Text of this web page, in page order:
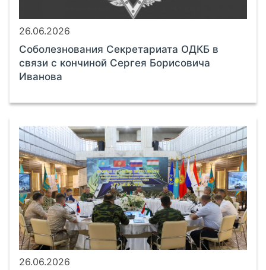
26.06.2026
Соболезнования Секретариата ОДКБ в
связи с кончиной Сергея Борисовича
Иванова
26.06.2026